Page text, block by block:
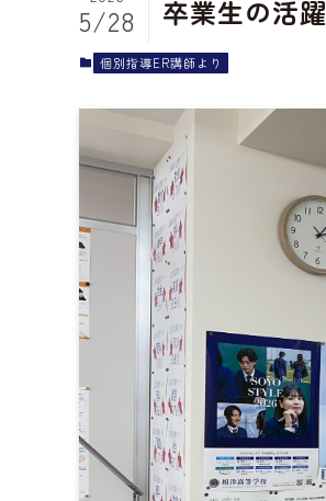
卒業生の活躍
5/28
個別指導ER講師より